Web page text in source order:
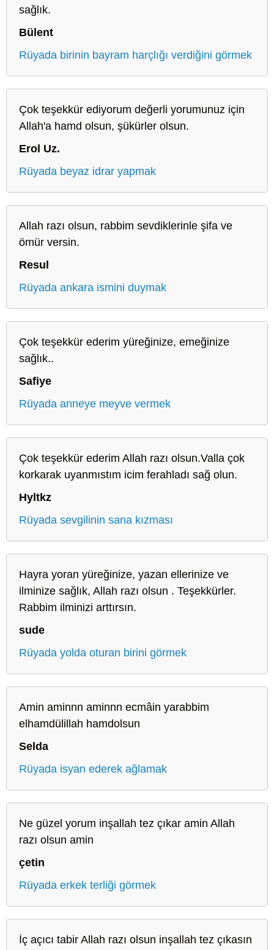
sağlık.
Bülent
Rüyada birinin bayram harçlığı verdiğini görmek
Çok teşekkür ediyorum değerli yorumunuz için
Allah'a hamd olsun, şükürler olsun.
Erol Uz.
Rüyada beyaz idrar yapmak
Allah razı olsun, rabbim sevdiklerinle şifa ve
ömür versin.
Resul
Rüyada ankara ismini duymak
Çok teşekkür ederim yüreğinize, emeğinize
sağlık..
Safiye
Rüyada anneye meyve vermek
Çok teşekkür ederim Allah razı olsun.Valla çok
korkarak uyanmıstım icim ferahladı sağ olun.
Hyltkz
Rüyada sevgilinin sana kızması
Hayra yoran yüreğinize, yazan ellerinize ve
ilminize sağlık, Allah razı olsun . Teşekkürler.
Rabbim ilminizi arttırsın.
sude
Rüyada yolda oturan birini görmek
Amin aminnn aminnn ecmâin yarabbim
elhamdülillah hamdolsun
Selda
Rüyada isyan ederek ağlamak
Ne güzel yorum inşallah tez çıkar amin Allah
razı olsun amin
çetin
Rüyada erkek terliği görmek
İç açıcı tabir Allah razı olsun inşallah tez çıkasın